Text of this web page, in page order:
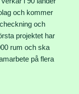
och kommer
och
projektet har
rum och ska
på flera